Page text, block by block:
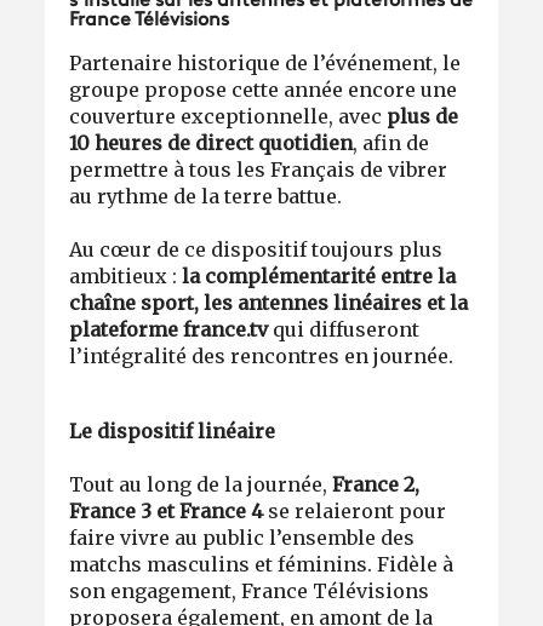
France Télévisions
Partenaire historique de l’événement, le
groupe propose cette année encore une
couverture exceptionnelle, avec plus de
10 heures de direct quotidien, afin de
permettre à tous les Français de vibrer
au rythme de la terre battue.
Au cœur de ce dispositif toujours plus
ambitieux :la complémentarité entre la
chaîne sport, les antennes linéaires et la
plateforme france.tv qui diffuseront
l’intégralité des rencontres en journée.
Le dispositif linéaire
Tout au long de la journée,France 2,
France 3 et France 4se relaieront pour
faire vivre au public l’ensemble des
matchs masculins et féminins. Fidèle à
son engagement, France Télévisions
proposera également, en amont de la